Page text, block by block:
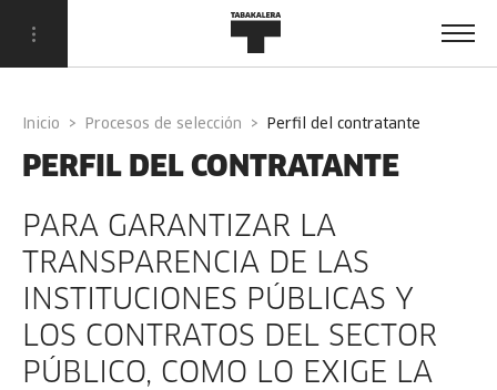
Inicio Procesos de selección perfil del contratante
PERFIL DEL CONTRATANTE
PARA GARANTIZAR LA
TRANSPARENCIA DE LAS
INSTITUCIONES PÚBLICAS Y
LOS CONTRATOS DEL SECTOR
PÚBLICO, COMO LO EXIGE LA